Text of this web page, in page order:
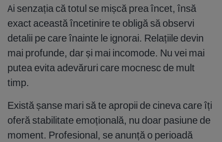
Ai senzația că totul se mișcă prea încet, însă
exact această încetinire te obligă să observi
detalii pe care înainte le ignorai. Relațiile devin
mai profunde, dar și mai incomode. Nu vei mai
putea evita adevăruri care mocnesc de mult
timp.
Există șanse mari să te apropii de cineva care îți
oferă stabilitate emoțională, nu doar pasiune de
moment. Profesional, se anunță o perioadă